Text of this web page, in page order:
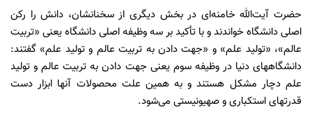
حضرت آیت‌الله خامنه‌ای در بخش دیگری از سخنانشان، دانش را رکن
اصلی دانشگاه خواندند و با تأکید بر سه وظیفه اصلی دانشگاه یعنی «تربیت
عالم»، «تولید علم» و «جهت دادن به تربیت عالم و تولید علم» گفتند:
دانشگاههای دنیا در وظیفه سوم یعنی جهت دادن به تربیت عالم و تولید
علم دچار مشکل هستند و به همین علت محصولات آنها ابزار دست
قدرتهای استکباری و صهیونیستی می‌شود.